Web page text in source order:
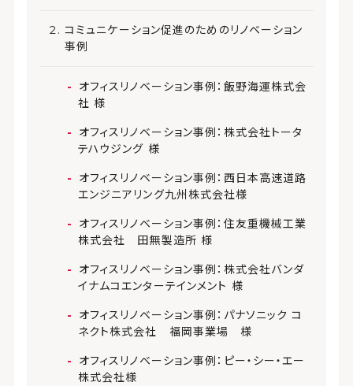
コミュニケーション促進のためのリノベーション
事例
オフィスリノベーション事例：飯野海運株式会
社 様
オフィスリノベーション事例：株式会社トータ
テハウジング 様
オフィスリノベーション事例：西日本高速道路
エンジニアリング九州株式会社様
オフィスリノベーション事例：住友重機械工業
株式会社 田無製造所 様
オフィスリノベーション事例：株式会社バンダ
イナムコエンターテインメント 様
オフィスリノベーション事例：パナソニック コ
ネクト株式会社 福岡事業場 様
オフィスリノベーション事例：ピー・シー・エー
株式会社様